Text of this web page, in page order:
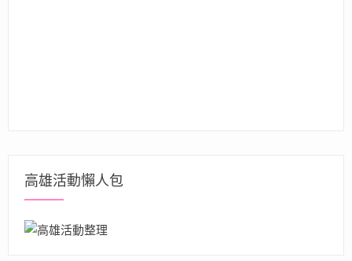
高雄活動懶人包